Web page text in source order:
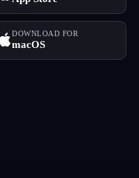
DOWNLOAD FOR
macOS